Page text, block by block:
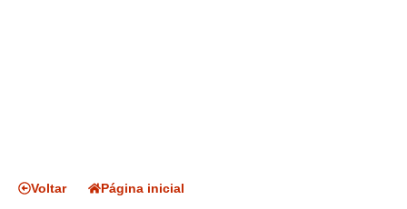
Voltar Página inicial